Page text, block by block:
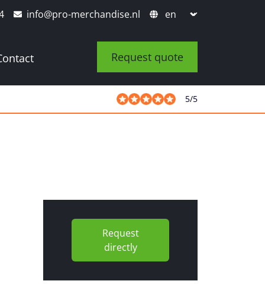
info@pro-merchandise.nl
Request quote
5/5
Request
directly